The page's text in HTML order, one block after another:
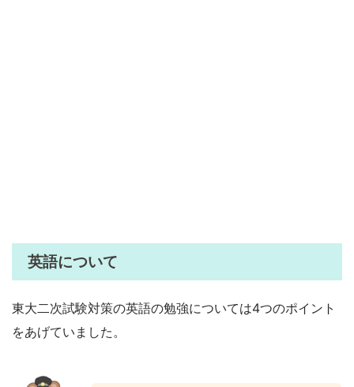
英語について
東大二次試験対策の英語の勉強については4つのポイント
をあげていました。